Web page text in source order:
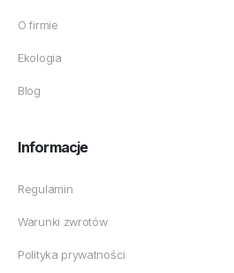
O firmie
Ekologia
Blog
Informacje
Regulamin
Warunki zwrotów
Polityka prywatności